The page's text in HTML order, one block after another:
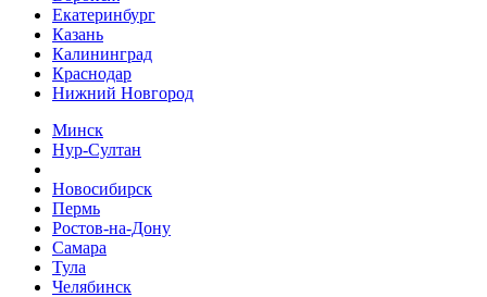
Екатеринбург
Казань
Калининград
Краснодар
Нижний Новгород
Минск
Нур-Султан
Новосибирск
Пермь
Ростов-на-Дону
Самара
Тула
Челябинск